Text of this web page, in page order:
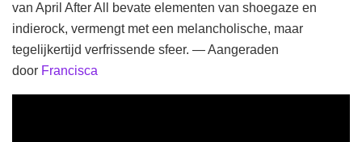
van April After All bevate elementen van shoegaze en
indierock, vermengt met een melancholische, maar
tegelijkertijd verfrissende sfeer. — Aangeraden
door Francisca